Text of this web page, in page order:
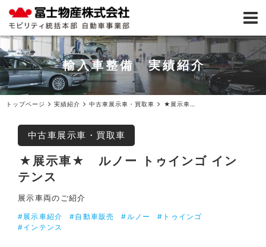
輸入車整備 実績紹介
トップページ 実績紹介 中古車展示車・買取車
中古車展示車・買取車
★展示車★ ルノー トゥインゴ イン
テンス
展示車両のご紹介
#展示車紹介 #自動車販売 #ルノー
#トゥインゴ
#インテンス